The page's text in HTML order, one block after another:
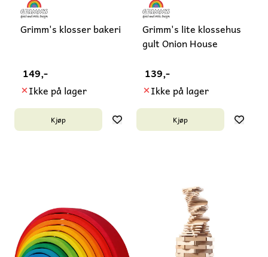
Grimm's klosser bakeri
149,-
Ikke på lager
Kjøp
Grimm's lite klossehus
gult Onion House
139,-
Ikke på lager
Kjøp